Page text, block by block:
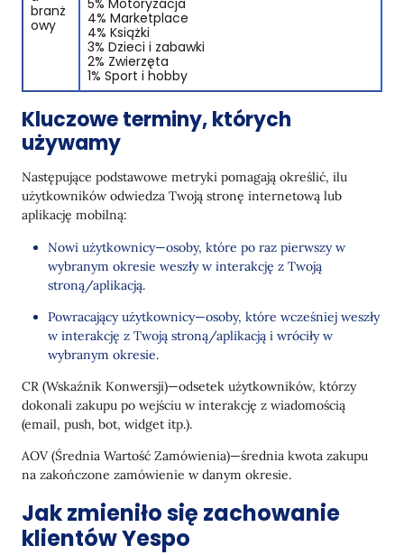
branż
owy
5% Motoryzacja
4% Marketplace
4% Książki
3% Dzieci i zabawki
2% Zwierzęta
1% Sport i hobby
Kluczowe terminy, których
używamy
Następujące podstawowe metryki pomagają określić, ilu
użytkowników odwiedza Twoją stronę internetową lub
aplikację mobilną:
Nowi użytkownicy—osoby, które po raz pierwszy w
wybranym okresie weszły w interakcję z Twoją
stroną/aplikacją.
Powracający użytkownicy—osoby, które wcześniej weszły
w interakcję z Twoją stroną/aplikacją i wróciły w
wybranym okresie.
CR (Wskaźnik Konwersji)—odsetek użytkowników, którzy
dokonali zakupu po wejściu w interakcję z wiadomością
(email, push, bot, widget itp.).
AOV (Średnia Wartość Zamówienia)—średnia kwota zakupu
na zakończone zamówienie w danym okresie.
Jak zmieniło się zachowanie
klientów Yespo